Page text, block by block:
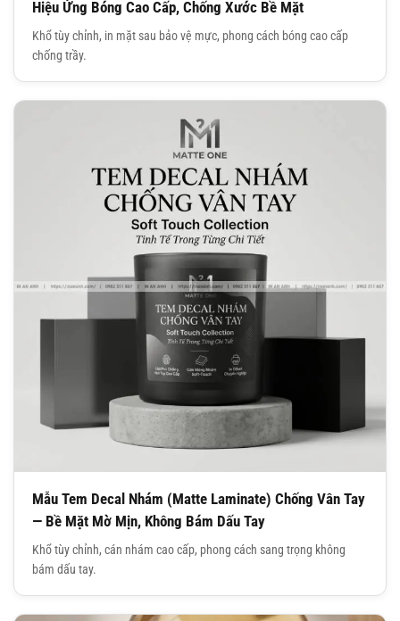
Hiệu Ứng Bóng Cao Cấp, Chống Xước Bề Mặt
Khổ tùy chỉnh, in mặt sau bảo vệ mực, phong cách bóng cao cấp
chống trầy.
Mẫu Tem Decal Nhám (Matte Laminate) Chống Vân Tay
— Bề Mặt Mờ Mịn, Không Bám Dấu Tay
Khổ tùy chỉnh, cán nhám cao cấp, phong cách sang trọng không
bám dấu tay.